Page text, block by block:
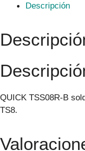
Descripción
QUICK TSS08R-B
TS8.